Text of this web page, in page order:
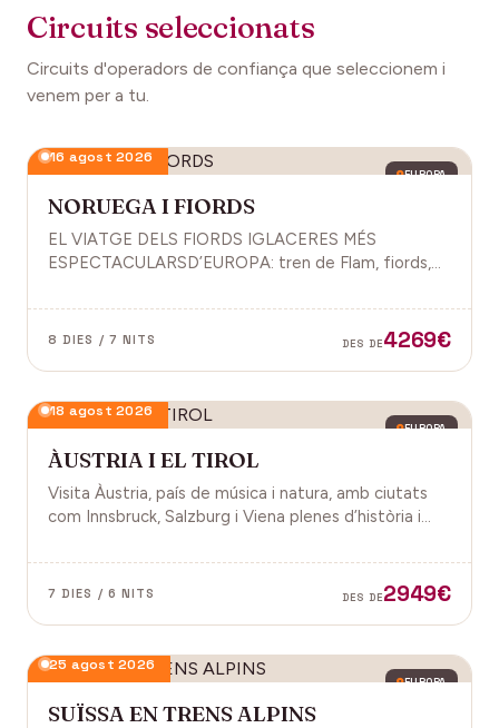
Circuits seleccionats
Circuits d'operadors de confiança que seleccionem i
venem per a tu.
EUROPA
16 agost 2026
NORUEGA I FIORDS
EL VIATGE DELS FIORDS IGLACERES MÉS
ESPECTACULARSD’EUROPA: tren de Flam, fiords,
8 DIES / 7 NITS DES DE4269€
EUROPA
18 agost 2026
ÀUSTRIA I EL TIROL
Visita Àustria, país de música i natura, amb ciutats
com Innsbruck, Salzburg i Viena plenes d’història i
7 DIES / 6 NITS DES DE2949€
EUROPA
25 agost 2026
SUÏSSA EN TRENS ALPINS